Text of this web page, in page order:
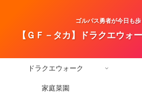
ゴルパス勇者が今日も歩
【ＧＦ－タカ】ドラクエウォ
ドラクエウォーク
家庭菜園